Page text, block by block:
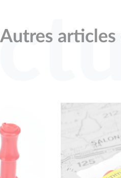
Autres articles